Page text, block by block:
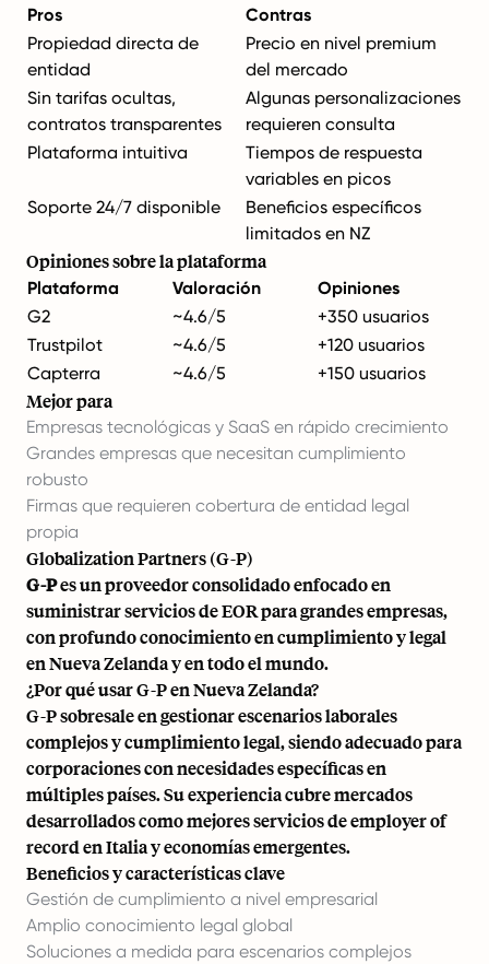
Pros
Contras
Propiedad directa de
entidad
Precio en nivel premium
del mercado
Sin tarifas ocultas,
contratos transparentes
Algunas personalizaciones
requieren consulta
Plataforma intuitiva
Tiempos de respuesta
variables en picos
Soporte 24/7 disponible
Beneficios específicos
limitados en NZ
Opiniones sobre la plataforma
Plataforma Valoración
Opiniones
G2
~4.6/5
+350 usuarios
Trustpilot
~4.6/5
+120 usuarios
Capterra
~4.6/5 +150 usuarios
Mejor para
Empresas tecnológicas y SaaS en rápido crecimiento
Grandes empresas que necesitan cumplimiento
robusto
Firmas que requieren cobertura de entidad legal
propia
Globalization Partners (G-P)
G-Pes un proveedor consolidado enfocado en
suministrar servicios de EOR para grandes empresas,
con profundo conocimiento en cumplimiento y legal
en Nueva Zelanda y en todo el mundo.
¿Por qué usar G-P en Nueva Zelanda?
G-P sobresale en gestionar escenarios laborales
complejos y cumplimiento legal, siendo adecuado para
corporaciones con necesidades específicas en
múltiples países. Su experiencia cubre mercados
desarrollados comomejores servicios de employer of
record en Italiay economías emergentes.
Beneficios y características clave
Gestión de cumplimiento a nivel empresarial
Amplio conocimiento legal global
Soluciones a medida para escenarios complejos